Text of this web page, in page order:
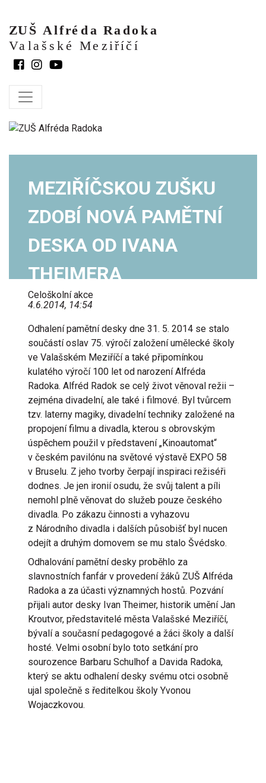
MEZIŘÍČSKOU ZUŠKU
ZDOBÍ NOVÁ PAMĚTNÍ
DESKA OD IVANA
THEIMERA
Celoškolní akce
4.6.2014, 14:54
Odhalení pamětní desky dne 31. 5. 2014 se stalo
součástí oslav 75. výročí založení umělecké školy
ve Valašském Meziříčí a také připomínkou
kulatého výročí 100 let od narození Alfréda
Radoka. Alfréd Radok se celý život věnoval režii –
zejména divadelní, ale také i filmové. Byl tvůrcem
tzv. laterny magiky, divadelní techniky založené na
propojení filmu a divadla, kterou s obrovským
úspěchem použil v představení „Kinoautomat“
v českém pavilónu na světové výstavě EXPO 58
v Bruselu. Z jeho tvorby čerpají inspiraci režiséři
dodnes. Je jen ironií osudu, že svůj talent a píli
nemohl plně věnovat do služeb pouze českého
divadla. Po zákazu činnosti a vyhazovu
z Národního divadla i dalších působišť byl nucen
odejít a druhým domovem se mu stalo Švédsko.
Odhalování pamětní desky proběhlo za
slavnostních fanfár v provedení žáků ZUŠ Alfréda
Radoka a za účasti významných hostů. Pozvání
přijali autor desky Ivan Theimer, historik umění Jan
Kroutvor, představitelé města Valašské Meziříčí,
bývalí a současní pedagogové a žáci školy a další
hosté. Velmi osobní bylo toto setkání pro
sourozence Barbaru Schulhof a Davida Radoka,
který se aktu odhalení desky svému otci osobně
ujal společně s ředitelkou školy Yvonou
Wojaczkovou.